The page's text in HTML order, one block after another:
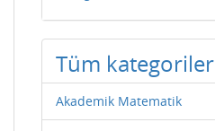
Tüm kategoriler
Akademik Matematik